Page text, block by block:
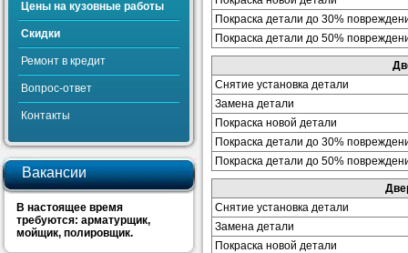
Цены на кузовные работы
Скидки
Ремонт в кредит
Вопрос-ответ
Контакты
Вакансии
В настоящее время
требуются: арматурщик,
мойщик, полировщик.
Покраска детали до 30%
Покраска детали до 50%
Снятие установка детали
Замена детали
Покраска новой детали
Покраска детали до 30%
Покраска детали до 50%
Снятие установка детали
Замена детали
Покраска новой детали